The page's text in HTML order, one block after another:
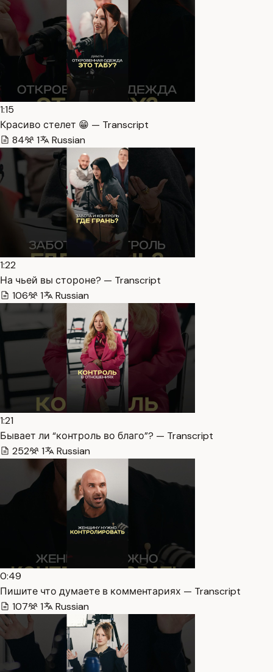
1:15
Красиво стелет 😁 — Transcript
84
1 Russian
1:22
На чьей вы стороне? — Transcript
106
1 Russian
1:21
Бывает ли “контроль во благо”? — Transcript
252
1 Russian
0:49
Пишите что думаете в комментариях — Transcript
107
1 Russian